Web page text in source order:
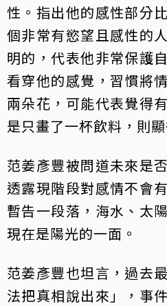
性。指出他的感性部分
個非常有慾望且感性的
明的，代表他非常保護
看穿他的感覺，習慣將
兩朵花，可能代表覺得
是只畫了一杯飲料，則
范姜彥豐被問道未來是
透露現階段對感情不會
暫告一段落，海水、太
現在是陽光的一面。
范姜彥豐也坦言，過去
法把真相說出來」，事